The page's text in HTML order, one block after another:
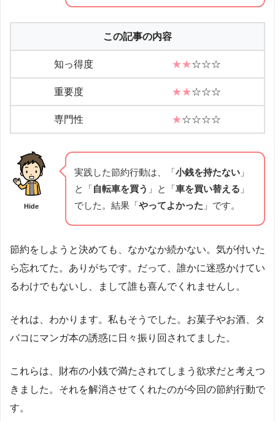
この記事の内容
知っ得度 ★★☆☆☆
重要度 ★★☆☆☆
専門性 ★☆☆☆☆
Hide
実践した節約行動は、「小銭を持たない 」
と「自転車を買う 」と「車を買い替える 」
でした。結果「やってよかった 」です。
節約をしようと決めても、なかなか続かない。気が付いた
ら忘れてた。ありがちです。だって、誰かに迷惑かけてい
るわけでもないし、まして誰も喜んでくれませんし。
それは、わかります。私もそうでした。お菓子やお酒、タ
バコにマンガ本の誘惑に日々振り回されてました。
これらは、財布の小銭で満たされてしまう欲求だと考えつ
きました。それを解消させてくれたのが今回の節約行動で
す。